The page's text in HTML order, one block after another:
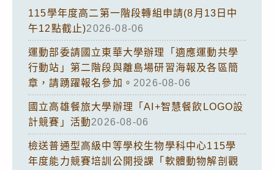
115學年度高二第一階段轉組申請(8月13日中
午12點截止)2026-08-06
運動部委請國立東華大學辦理「適應運動共學
行動站」第二階段與離島場研習海報及各區簡
章，請踴躍報名參加。 2026-08-06
國立高雄餐旅大學辦理「AI+智慧餐飲LOGO設
計競賽」活動2026-08-06
檢送普通型高級中等學校生物學科中心115學
年度能力競賽培訓公開授課「軟體動物解剖觀